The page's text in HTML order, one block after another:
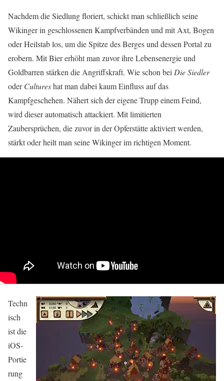
Nachdem die Siedlung floriert, schickt man schließlich seine
Wikinger in geschlossenen Kampfverbänden und mit Axt, Bogen
oder Heilstab los, um die Spitze des Berges und dessen Portal zu
erobern. Mit Bier erhöht man zuvor ihre Lebensenergie und
Goldbarren stärken die Angriffskraft. Wie schon beiDie Siedler
oderCultureshat man dabei kaum Einfluss auf das
Kampfgeschehen. Nähert sich der eigene Trupp einem Feind,
wird dieser automatisch attackiert. Mit limitierten
Zaubersprüchen, die zuvor in der Opferstätte aktiviert werden,
stärkt oder heilt man seine Wikinger im richtigen Moment.
Techn
isch
ist die
iOS-
Portie
rung